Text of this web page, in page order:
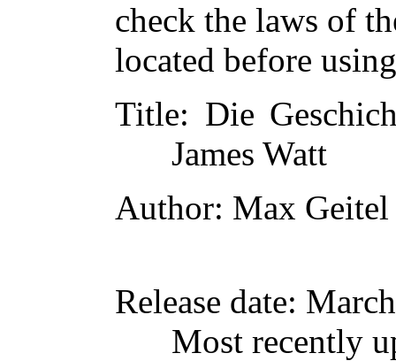
check the laws of
located before
Title: Die
James Watt
Author: Max Geitel
Release date:
Most recently